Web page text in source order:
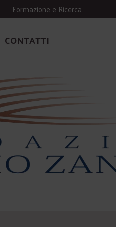
Formazione e Ricerca
CONTATTI